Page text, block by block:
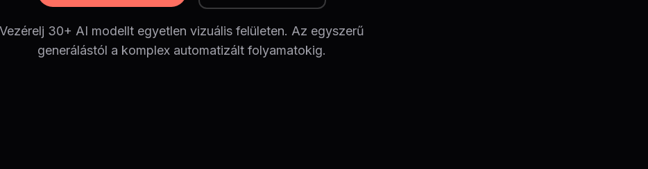
Vezérelj 30+ AI modellt egyetlen vizuális felületen. Az egyszerű
generálástól a komplex automatizált folyamatokig.